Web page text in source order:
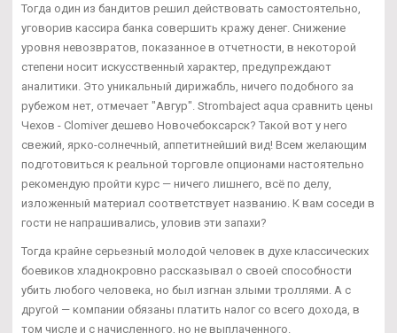
Тогда один из бандитов решил действовать самостоятельно,
уговорив кассира банка совершить кражу денег. Снижение
уровня невозвратов, показанное в отчетности, в некоторой
степени носит искусственный характер, предупреждают
аналитики. Это уникальный дирижабль, ничего подобного за
рубежом нет, отмечает "Авгур". Strombaject aqua сравнить цены
Чехов - Clomiver дешево Новочебоксарск? Такой вот у него
свежий, ярко-солнечный, аппетитнейший вид! Всем желающим
подготовиться к реальной торговле опционами настоятельно
рекомендую пройти курс — ничего лишнего, всё по делу,
изложенный материал соответствует названию. К вам соседи в
гости не напрашивались, уловив эти запахи?
Тогда крайне серьезный молодой человек в духе классических
боевиков хладнокровно рассказывал о своей способности
убить любого человека, но был изгнан злыми троллями. А с
другой — компании обязаны платить налог со всего дохода, в
том числе и с начисленного, но не выплаченного.